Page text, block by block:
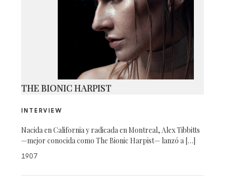
THE BIONIC HARPIST
INTERVIEW
Nacida en California y radicada en Montreal, Alex Tibbitts
—mejor conocida como The Bionic Harpist— lanzó a […]
1907